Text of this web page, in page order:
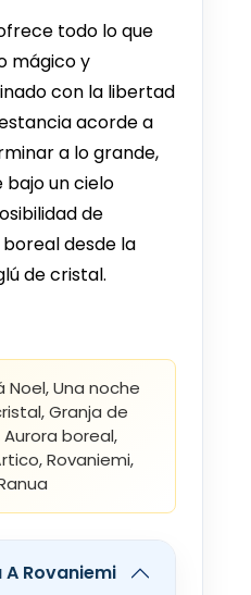
todo lo que
mágico y
con la libertad
acorde a
a lo grande,
bajo un cielo
de
desde la
de cristal.
Noel, Una noche
Granja de
Aurora boreal,
Rovaniemi,
Rovaniemi